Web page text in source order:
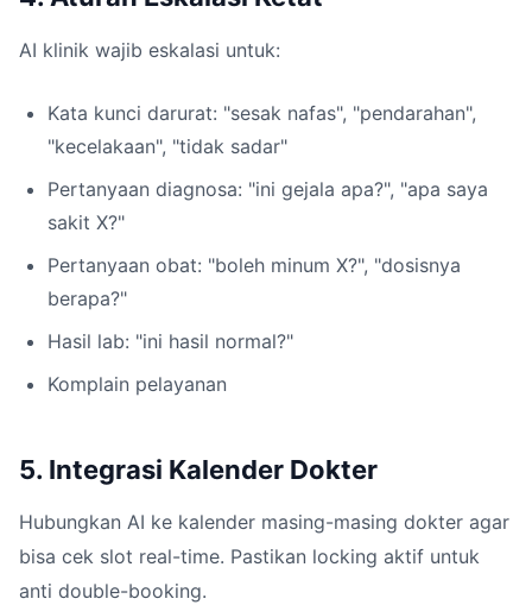
AI klinik wajib eskalasi untuk:
Kata kunci darurat: "sesak nafas", "pendarahan",
"kecelakaan", "tidak sadar"
Pertanyaan diagnosa: "ini gejala apa?", "apa saya
sakit X?"
Pertanyaan obat: "boleh minum X?", "dosisnya
berapa?"
Hasil lab: "ini hasil normal?"
Komplain pelayanan
5. Integrasi Kalender Dokter
Hubungkan AI ke kalender masing-masing dokter agar
bisa cek slot real-time. Pastikan locking aktif untuk
anti double-booking.